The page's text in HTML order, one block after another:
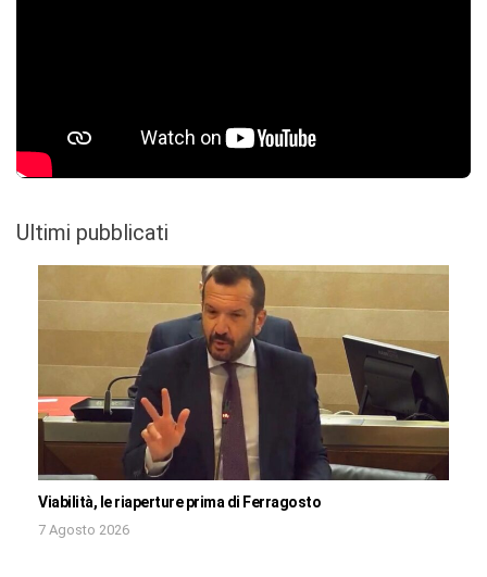
Ultimi pubblicati
Viabilità, le riaperture prima di Ferragosto
7 Agosto 2026